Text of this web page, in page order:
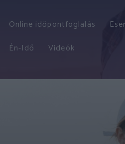
Online időpontfoglalás
Én-Idő
Videók